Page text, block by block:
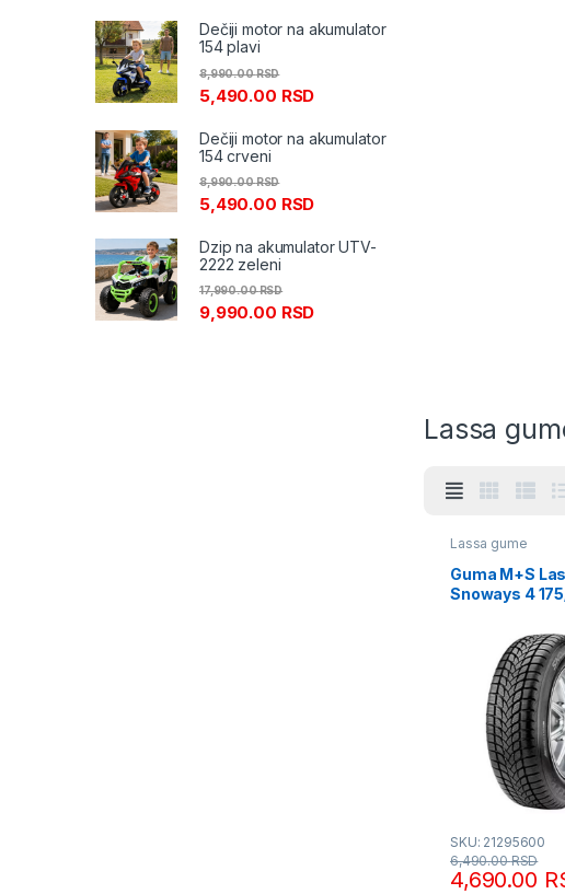
Lassa
Lassa gume
Guma M+S
Snoways 4
SKU: 21295600
4,690.00
6,490.00RSD
Dečiji motor na akumulator
154 plavi
5,490.00 RSD
8,990.00RSD
Dečiji motor na akumulator
154 crveni
5,490.00 RSD
8,990.00RSD
Dzip na akumulator UTV-
2222 zeleni
9,990.00 RSD
17,990.00RSD